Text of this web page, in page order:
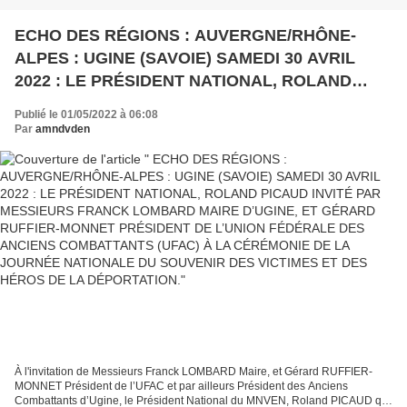
ECHO DES RÉGIONS : AUVERGNE/RHÔNE-
ALPES : UGINE (SAVOIE) SAMEDI 30 AVRIL
2022 : LE PRÉSIDENT NATIONAL, ROLAND
LOMBARD MAIRE D’UGINE, ET GÉRARD
RUFFIER-MONNET PRÉSIDENT DE L’UNION
FÉDÉRALE DES ANCIENS COMBATTANTS
(UFAC) À LA CÉRÉMONIE DE LA JOURNÉE
NATIONALE DU SOUVENIR DES VICTIMES ET
DES HÉROS DE LA DÉPORTATION.
Publié le 01/05/2022 à 06:08
Par amndvden
À l'invitation de Messieurs Franck LOMBARD Maire, et Gérard RUFFIER-
MONNET Président de l’UFAC et par ailleurs Président des Anciens
Combattants d’Ugine, le Président National du MNVEN, Roland PICAUD qui